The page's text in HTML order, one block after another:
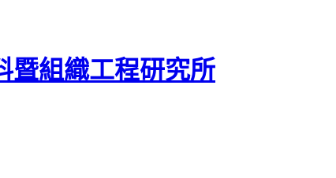
暨組織工程研究所